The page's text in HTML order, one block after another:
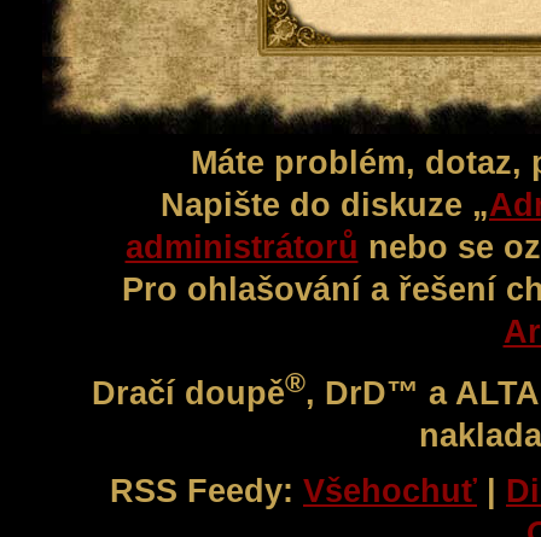
Máte problém,
Napište do diskuze „
administrátorů nebo se
Pro ohlašování a řešení
Dračí doupě®, DrD™ a
RSS Feedy: Všehochuť